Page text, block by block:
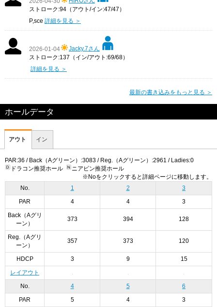
2026-04-30
ストローク:94（アウト/イン:47/47）
P,sce 詳細を見る ＞
2026-01-04
Jacky.7さん
ストローク:137（イン/アウト:69/68）
詳細を見る ＞
最新の書き込みをもっと見る ＞
ホールデータ
アウト イン
PAR:36 / Back（Aグリーン）:3083 / Reg.（Aグリーン）:2961 / Ladies:0
ドラコン推奨ホール
ニアピン推奨ホール
※Noをクリックすると詳細ページに移動します。
No.
1 2 3
PAR 4 4 3
Back（Aグリ
ーン）
373 394 128
Reg.（Aグリ
ーン）
357 373 120
HDCP 3 9 15
レイアウト
No. 4 5 6
PAR 5 4 3